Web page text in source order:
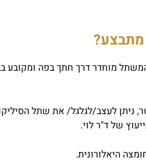
מתבצע?
מוחדר דרך חתך בפה ומקובע
ניתן לעצב/לגלגל/ את שתל
של ד"ר לוי.
היאלורונית.